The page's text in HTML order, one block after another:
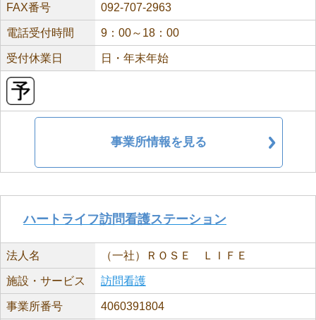
FAX番号 092-707-2963
電話受付時間 9：00～18：00
受付休業日 日・年末年始
事業所情報を見る
ハートライフ訪問看護ステーション
法人名 （一社）ＲＯＳＥ ＬＩＦＥ
施設・サービス 訪問看護
事業所番号 4060391804